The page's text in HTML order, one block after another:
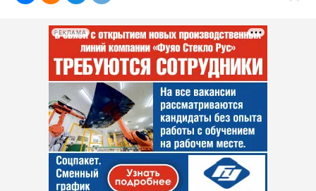
РЕКЛАМА